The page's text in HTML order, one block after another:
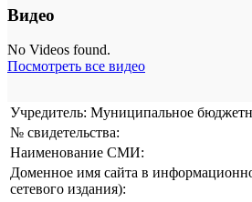
Видео
No Videos found.
Посмотреть все видео
Учредитель: Муниципальное
№ свидетельства:
Наименование СМИ:
Доменное имя сайта в
сетевого издания):